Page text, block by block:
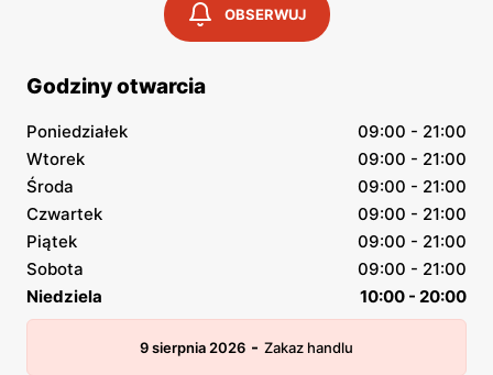
OBSERWUJ
Godziny otwarcia
Poniedziałek
09:00 - 21:00
Wtorek
09:00 - 21:00
Środa
09:00 - 21:00
Czwartek
09:00 - 21:00
Piątek
09:00 - 21:00
Sobota
09:00 - 21:00
Niedziela
10:00 - 20:00
9 sierpnia 2026 - Zakaz handlu